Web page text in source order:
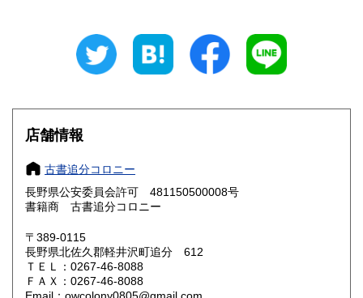
600円 三重県
大阪府
奈良県
鳥取県 600円 島根県
岡山県
山口県 600円
店舗情報
古書追分コロニー
長野県公安委員会許可 481150500008号
書籍商 古書追分コロニー
〒389-0115
長野県北佐久郡軽井沢町追分 612
ＴＥＬ：0267-46-8088
ＦＡＸ：0267-46-8088